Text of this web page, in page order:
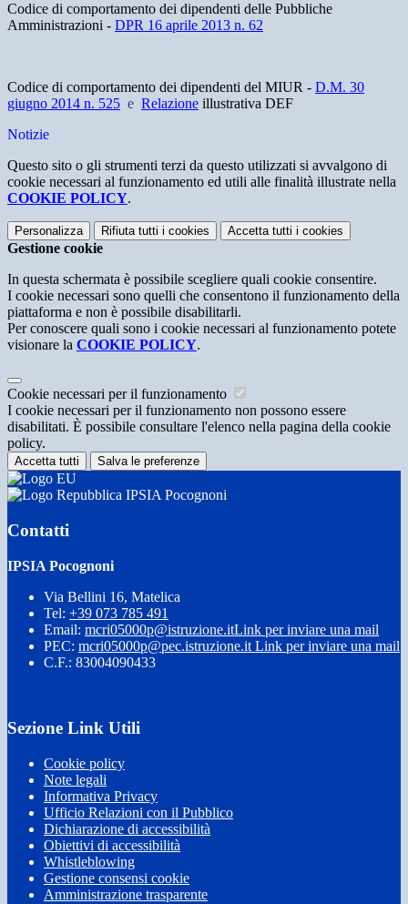
Codice di comportamento dei dipendenti delle Pubbliche
Amministrazioni - DPR 16 aprile 2013 n. 62
Codice di comportamento dei dipendenti del MIUR - D.M. 30
giugno 2014 n. 525 e Relazione illustrativa DEF
Notizie
Questo sito o gli strumenti terzi da questo utilizzati si avvalgono di
cookie necessari al funzionamento ed utili alle finalità illustrate nella
COOKIE POLICY.
Personalizza Rifiuta tutti i cookies Accetta tutti i cookies
Gestione cookie
In questa schermata è possibile scegliere quali cookie consentire.
I cookie necessari sono quelli che consentono il funzionamento della
piattaforma e non è possibile disabilitarli.
Per conoscere quali sono i cookie necessari al funzionamento potete
visionare la COOKIE POLICY.
Cookie necessari per il funzionamento
I cookie necessari per il funzionamento non possono essere
disabilitati. È possibile consultare l'elenco nella pagina della cookie
policy.
Accetta tutti Salva le preferenze
IPSIA Pocognoni
Contatti
IPSIA Pocognoni
Via Bellini 16, Matelica
Tel: +39 073 785 491
Email: mcri05000p@istruzione.itLink per inviare una mail
PEC: mcri05000p@pec.istruzione.it Link per inviare una mail
C.F.: 83004090433
Sezione Link Utili
Cookie policy
Note legali
Informativa Privacy
Ufficio Relazioni con il Pubblico
Dichiarazione di accessibilità
Obiettivi di accessibilità
Whistleblowing
Gestione consensi cookie
Amministrazione trasparente